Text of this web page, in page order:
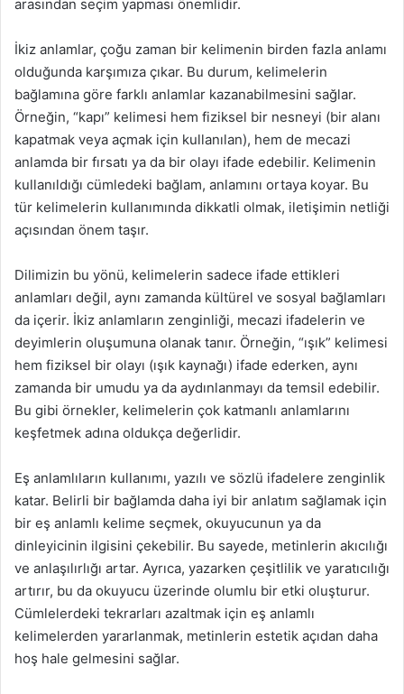
arasından seçim yapması önemlidir.
İkiz anlamlar, çoğu zaman bir kelimenin birden fazla anlamı
olduğunda karşımıza çıkar. Bu durum, kelimelerin
bağlamına göre farklı anlamlar kazanabilmesini sağlar.
Örneğin, “kapı” kelimesi hem fiziksel bir nesneyi (bir alanı
kapatmak veya açmak için kullanılan), hem de mecazi
anlamda bir fırsatı ya da bir olayı ifade edebilir. Kelimenin
kullanıldığı cümledeki bağlam, anlamını ortaya koyar. Bu
tür kelimelerin kullanımında dikkatli olmak, iletişimin netliği
açısından önem taşır.
Dilimizin bu yönü, kelimelerin sadece ifade ettikleri
anlamları değil, aynı zamanda kültürel ve sosyal bağlamları
da içerir. İkiz anlamların zenginliği, mecazi ifadelerin ve
deyimlerin oluşumuna olanak tanır. Örneğin, “ışık” kelimesi
hem fiziksel bir olayı (ışık kaynağı) ifade ederken, aynı
zamanda bir umudu ya da aydınlanmayı da temsil edebilir.
Bu gibi örnekler, kelimelerin çok katmanlı anlamlarını
keşfetmek adına oldukça değerlidir.
Eş anlamlıların kullanımı, yazılı ve sözlü ifadelere zenginlik
katar. Belirli bir bağlamda daha iyi bir anlatım sağlamak için
bir eş anlamlı kelime seçmek, okuyucunun ya da
dinleyicinin ilgisini çekebilir. Bu sayede, metinlerin akıcılığı
ve anlaşılırlığı artar. Ayrıca, yazarken çeşitlilik ve yaratıcılığı
artırır, bu da okuyucu üzerinde olumlu bir etki oluşturur.
Cümlelerdeki tekrarları azaltmak için eş anlamlı
kelimelerden yararlanmak, metinlerin estetik açıdan daha
hoş hale gelmesini sağlar.